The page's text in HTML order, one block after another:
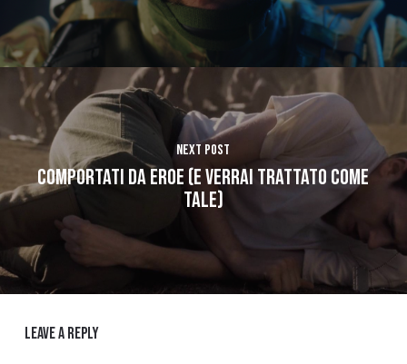
Next Post
Comportati da Eroe (e verrai trattato come
tale)
Leave a Reply